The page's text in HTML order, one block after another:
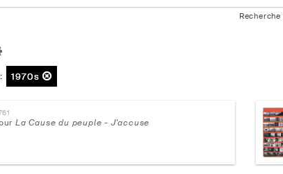
1970s
La Cause du peuple - J'accuse